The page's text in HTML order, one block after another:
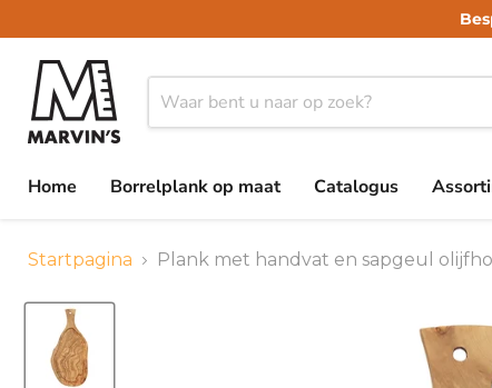
Home Borrelplank op maat Catalogus
Startpagina Plank met handvat en sapgeul